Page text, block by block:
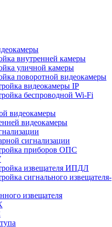
внутренней камеры
уличной камеры
поворотной видеокамеры
видеокамеры IP
беспроводной Wi-Fi
видеокамеры
видеокамеры
сигнализации
приборов ОПС
извещателя ИПДЛ
сигнального извещателя-
извещателя